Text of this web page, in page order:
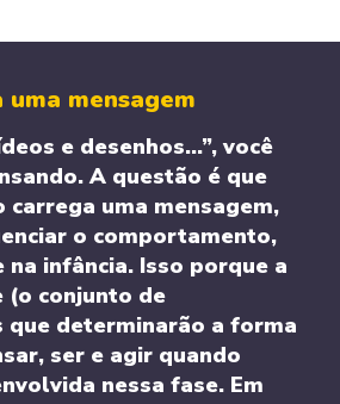
mensagem
e desenhos...”, você
A questão é que
uma mensagem,
o comportamento,
na infância. Isso porque a
(o conjunto de
que determinarão a forma
ser e agir quando
nessa fase. Em